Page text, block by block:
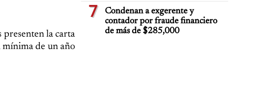
presenten la carta
mínima de un año
7
Condenan a exgerente y
contador por fraude financiero
de más de $285,000